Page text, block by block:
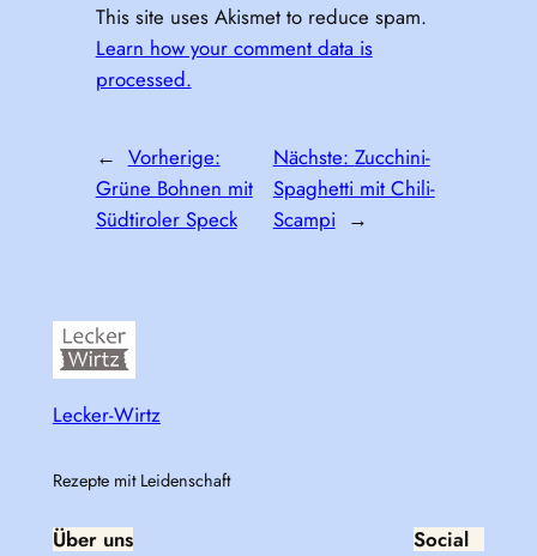
This site uses Akismet to reduce spam.
Learn how your comment data is
processed.
← Vorherige:
Grüne Bohnen mit
Südtiroler Speck
Nächste: Zucchini-
Spaghetti mit Chili-
Scampi →
Lecker-Wirtz
Rezepte mit Leidenschaft
Über uns Social